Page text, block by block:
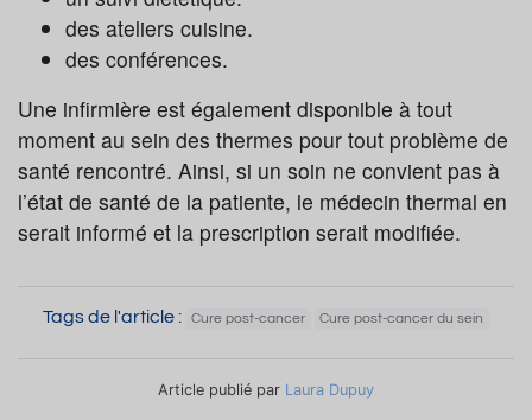
des ateliers cuisine.
des conférences.
Une infirmière est également disponible à tout
moment au sein des thermes pour tout problème de
santé rencontré. Ainsi, si un soin ne convient pas à
l’état de santé de la patiente, le médecin thermal en
serait informé et la prescription serait modifiée.
Tags de l'article : Cure post-cancer Cure post-cancer du sein
Article publié par Laura Dupuy